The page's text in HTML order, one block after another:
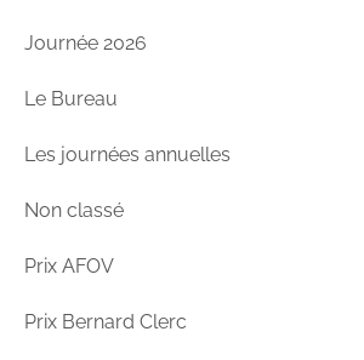
Journée 2026
Le Bureau
Les journées annuelles
Non classé
Prix AFOV
Prix Bernard Clerc